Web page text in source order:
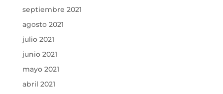
septiembre 2021
agosto 2021
julio 2021
junio 2021
mayo 2021
abril 2021